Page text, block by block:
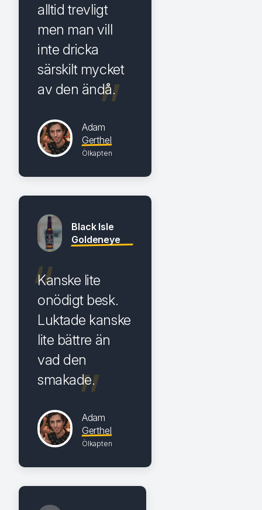
alltid trevligt
men man vill
inte dricka
särskilt mycket
av den ändå.
Adam
Gerthel
Ölkapten
Black Isle
Goldeneye
Kanske lite
onödigt besk.
Luktade kanske
lite bättre än
vad den
smakade.
Adam
Gerthel
Ölkapten